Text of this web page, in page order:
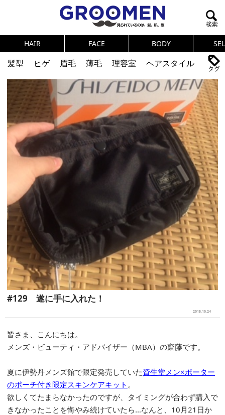
HAIR FACE BODY
髪型 ヒゲ 眉毛 薄毛 理容室
ヘアスタイル
ヘアカタログ
体臭 ニオイ
連載
メンズコスメ
NEWS PICK UP 筋肉
女の本音
テストステロン
海外セレブ 眉毛
メタボ
健康
スキンケア 食事
調査結果
トレーニング
好印象な男
頭皮ケア
ダイエット
#129 遂に手に入れた！
2015.10.24
皆さま、こんにちは。
メンズ・ビューティ・アドバイザー（MBA）の齋藤です。
夏に伊勢丹メンズ館で限定発売していた資生堂メン×ポーター
のポーチ付き限定スキンケアキット 。
欲しくてたまらなかったのですが、タイミングが合わず購入で
きなかったことを悔やみ続けていたら…なんと、10月21日か